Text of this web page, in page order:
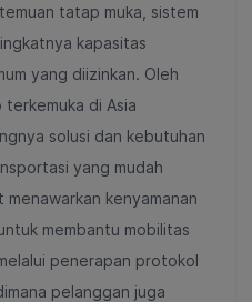
tatap muka, sistem
kapasitas
yang diizinkan. Oleh
di Asia
solusi dan kebutuhan
yang mudah
kenyamanan
membantu mobilitas
penerapan protokol
pelanggan juga